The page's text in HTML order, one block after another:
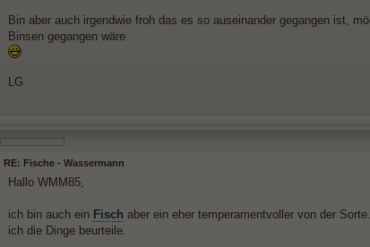
Bin aber auch irgendwie froh das es so auseinander gegangen ist,
Binsen gegangen wäre
LG
RE: Fische - Wassermann
Hallo WMM85,
ich bin auch ein Fisch aber ein eher temperamentvoller von der
ich die Dinge beurteile.